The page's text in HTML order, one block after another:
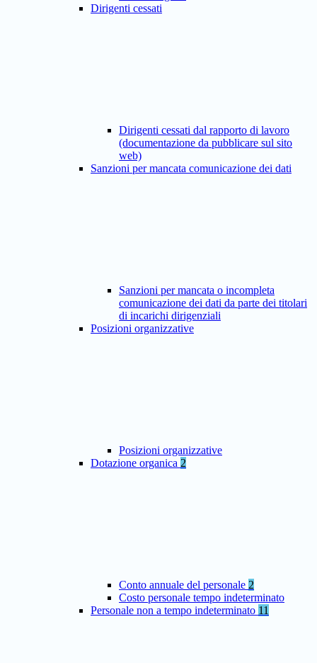
Dirigenti cessati
Dirigenti cessati dal rapporto di lavoro
(documentazione da pubblicare sul sito
web)
Sanzioni per mancata comunicazione dei dati
Sanzioni per mancata o incompleta
comunicazione dei dati da parte dei titolari
di incarichi dirigenziali
Posizioni organizzative
Posizioni organizzative
Dotazione organica 2
Conto annuale del personale 2
Costo personale tempo indeterminato
Personale non a tempo indeterminato 11